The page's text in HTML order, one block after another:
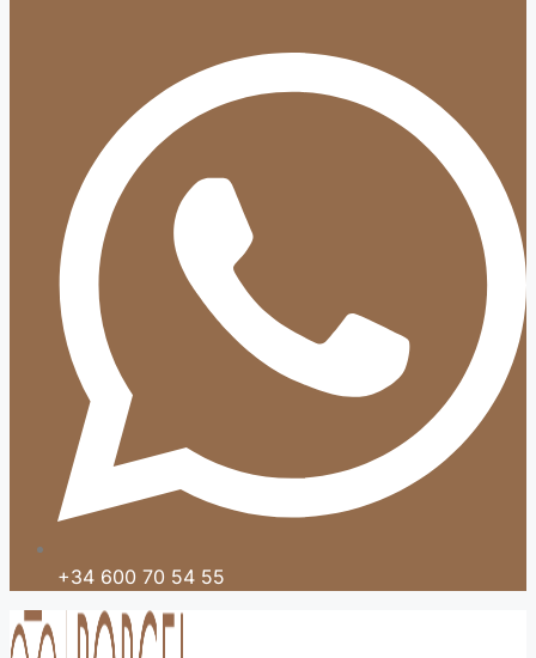
+34 600 70 54 55